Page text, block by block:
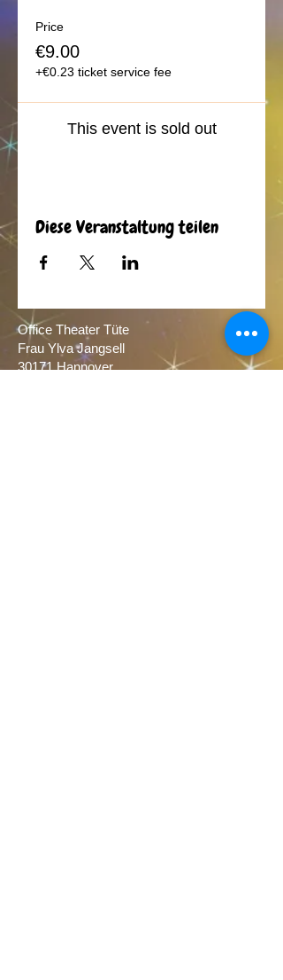
Price
€9.00
+€0.23 ticket service fee
This event is sold out
Diese Veranstaltung teilen
Office Theater Tüte
Frau Ylva Jangsell
30171 Hannover​